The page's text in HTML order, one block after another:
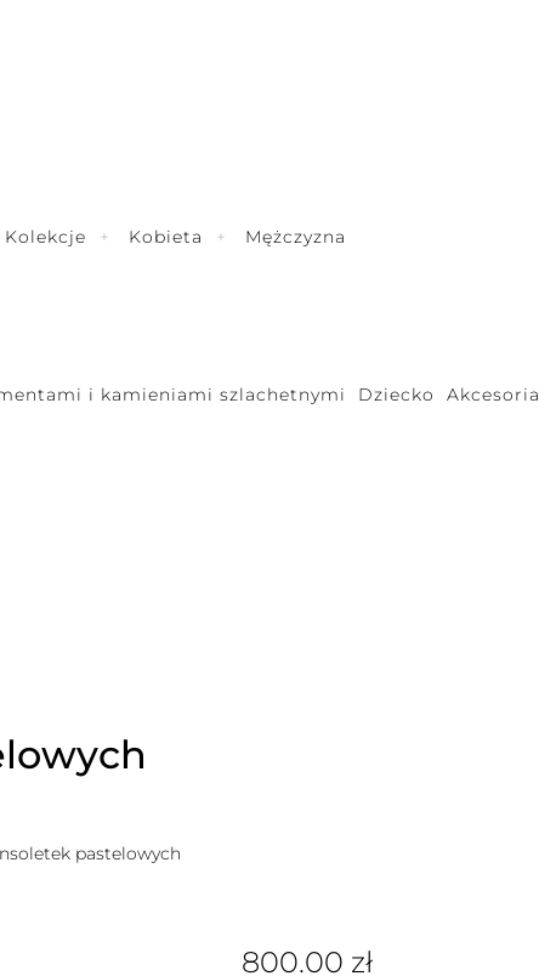
Kolekcje Kobieta Mężczyzna
i kamieniami szlachetnymi Dziecko Akcesoria
pastelowych
800.00 zł